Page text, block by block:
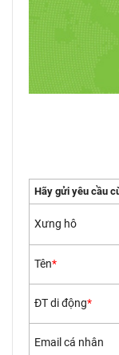
Hãy gửi yêu cầu
Xưng hô
Tên*
ĐT di động*
Email cá nhân